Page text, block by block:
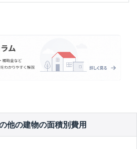
他の建物の面積別費用